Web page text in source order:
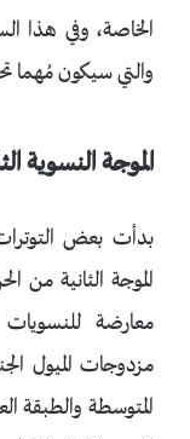
الخاصة، وفي هذا
والتي سيكون مُهما
الموجة النسوية
بدأت بعض
الموجة الثانية من
معارضة للنسويات
مزدوجات الميول
المتوسطة والطبقة